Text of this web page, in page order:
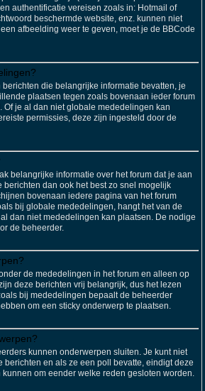
authentificatie vereisen zoals in: Hotmail of
beschermde website, enz. kunnen niet
afbeelding weer te geven, moet je de BBCode
die belangrijke informatie bevatten, je
plaatsen tegen zoals bovenaan ieder forum
Of je al dan niet globale mededelingen kan
permissies, deze zijn ingesteld door de
belangrijke informatie over het forum dat je aan
berichten dan ook het best zo snel mogelijk
bovenaan iedere pagina van het forum
bij globale mededelingen, hangt het van de
dan niet mededelingen kan plaatsen. De nodige
de beheerder.
de mededelingen in het forum en alleen op
deze berichten vrij belangrijk, dus het lezen
bij mededelingen bepaalt de beheerder
om een sticky onderwerp te plaatsen.
kunnen onderwerpen sluiten. Je kunt niet
berichten en als ze een poll bevatte, eindigt deze
om eender welke reden gesloten worden.